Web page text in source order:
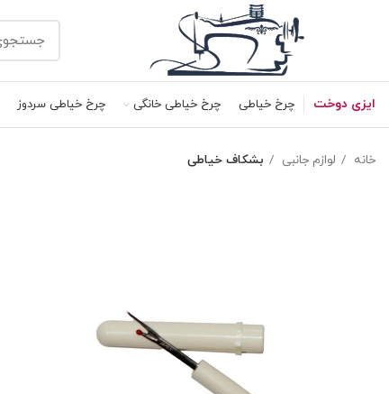
ایزی دوخت چرخ خیاطی چرخ خیاطی خانگی چرخ خیاطی سردوز
خانه لوازم جانبی بشکاف خیاطی